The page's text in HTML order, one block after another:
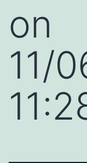
​on
11/